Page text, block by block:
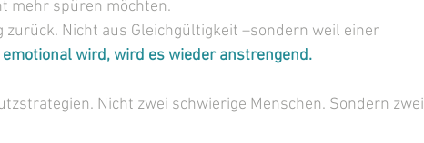
mehr spüren möchten.
Nicht aus Gleichgültigkeit –sondern weil einer
emotional wird, wird es wieder anstrengend.
Nicht zwei schwierige Menschen. Sondern zwei